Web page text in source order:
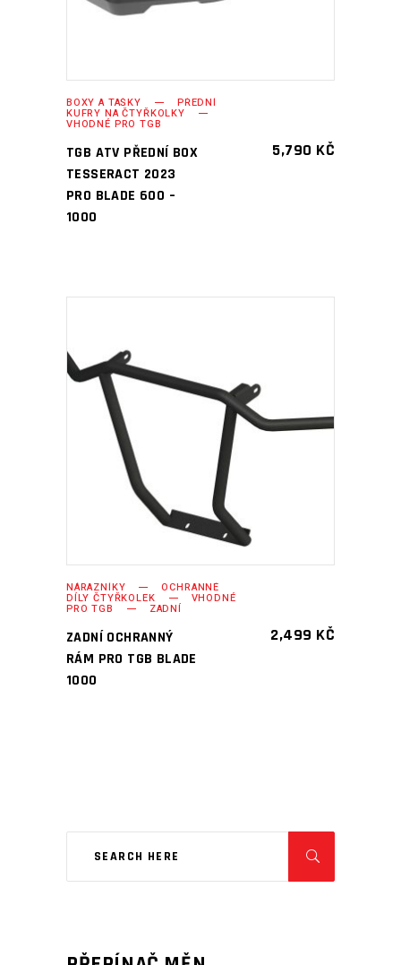
BOXY A TAŠKY PŘEDNÍ
KUFRY NA ČTYŘKOLKY
VHODNÉ PRO TGB
TGB ATV PŘEDNÍ BOX
TESSERACT 2023
PRO BLADE 600 –
1000
5,790 KČ
PŘIDAT DO KOŠÍKU
NÁRAZNÍKY OCHRANNÉ
DÍLY ČTYŘKOLEK VHODNÉ
PRO TGB ZADNÍ
ZADNÍ OCHRANNÝ
RÁM PRO TGB BLADE
1000
2,499 KČ